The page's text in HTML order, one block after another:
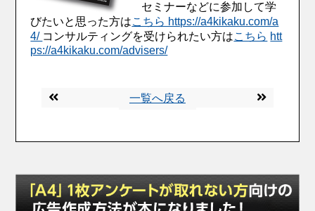
セミナーなどに参加して学
びたいと思った方はこちら https://a4kikaku.com/a
4/ コンサルティングを受けられたい方はこちら htt
ps://a4kikaku.com/advisers/
一覧へ戻る